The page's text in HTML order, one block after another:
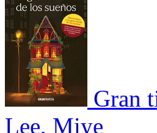
Gran
Lee, Miye